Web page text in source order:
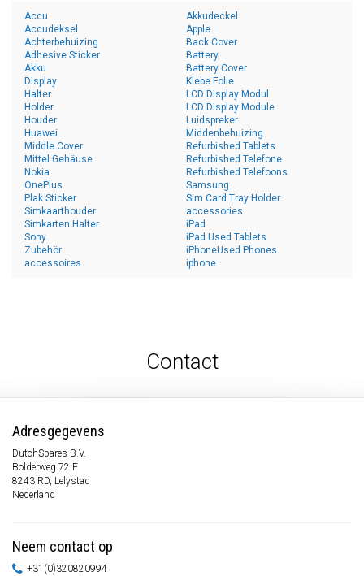
Accu
Accudeksel
Achterbehuizing
Adhesive Sticker
Akku
Akkudeckel
Apple
Back Cover
Battery
Battery Cover
Display
Halter
Holder
Houder
Huawei
Klebe Folie
LCD Display Modul
LCD Display Module
Luidspreker
Middenbehuizing
Middle Cover
Mittel Gehäuse
Nokia
OnePlus
Plak Sticker
Refurbished Tablets
Refurbished Telefone
Refurbished Telefoons
Samsung
Sim Card Tray Holder
Simkaarthouder
Simkarten Halter
Sony
Zubehör
accessoires
accessories
iPad
iPad Used Tablets
iPhoneUsed Phones
iphone
Contact
Adresgegevens
DutchSpares B.V.
Bolderweg 72 F
8243 RD, Lelystad
Nederland
Neem contact op
+31(0)320820994